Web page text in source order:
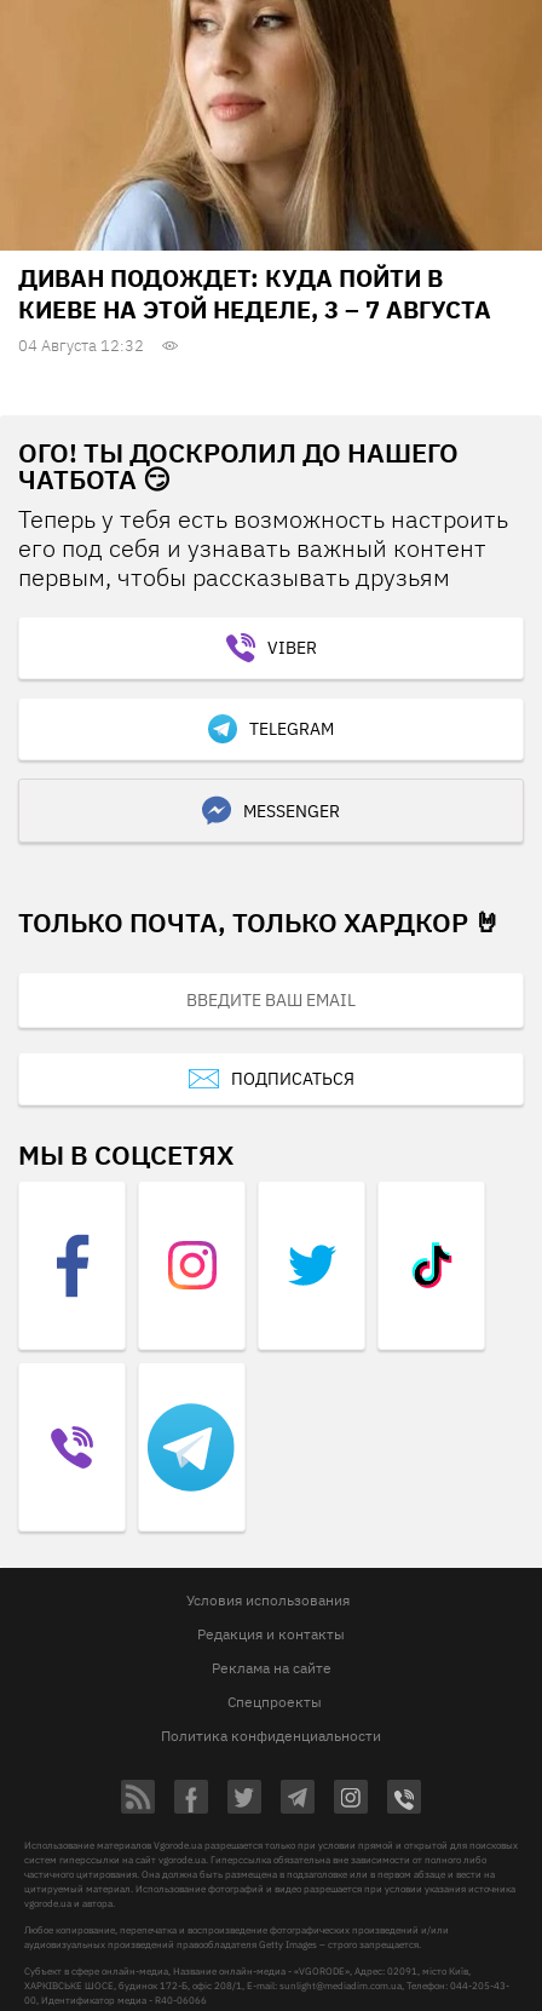
ДИВАН ПОДОЖДЕТ: КУДА ПОЙТИ В
КИЕВЕ НА ЭТОЙ НЕДЕЛЕ, 3 – 7 АВГУСТА
04 Августа 12:32
ОГО! ТЫ ДОСКРОЛИЛ ДО НАШЕГО
ЧАТБОТА 😏
Теперь у тебя есть возможность настроить
его под себя и узнавать важный контент
первым, чтобы рассказывать друзьям
VIBER
TELEGRAM
MESSENGER
ТОЛЬКО ПОЧТА, ТОЛЬКО ХАРДКОР 🤘
ПОДПИСАТЬСЯ
МЫ В СОЦСЕТЯХ
Условия использования
Редакция и контакты
Реклама на сайте
Спецпроекты
Политика конфиденциальности
Использование материалов Vgorode.ua разрешается только при условии прямой и открытой для поисковых
систем гиперссылки на сайт vgorode.ua. Гиперссылка обязательна вне зависимости от полного либо
частичного цитирования. Она должна быть размещена в подзаголовке или в первом абзаце и вести на
цитируемый материал. Использование фотографий и видео разрешается при условии указания источника
vgorode.ua и автора.
Любое копирование, перепечатка и воспроизведение фотографических произведений и/или
аудиовизуальных произведений правообладателя Getty Images – строго запрещается.
Субъект в сфере онлайн-медиа, Название онлайн-медиа - «VGORODE», Адрес: 02091, місто Київ,
ХАРКІВСЬКЕ ШОСЕ, будинок 172-Б, офіс 208/1, E-mail:sunlight@mediadim.com.ua, Телефон: 044-205-43-
00, Идентификатор медиа - R40-06066